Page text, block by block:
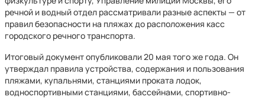
речной и водный отдел рассматривали разные аспекты — от
правил безопасности на пляжах до расположения касс
городского речного транспорта.
Итоговый документ опубликовали 20 мая того же года. Он
утверждал правила устройства, содержания и пользования
пляжами, купальнями, станциями проката лодок,
водноспортивными станциями, бассейнами, спортивно-